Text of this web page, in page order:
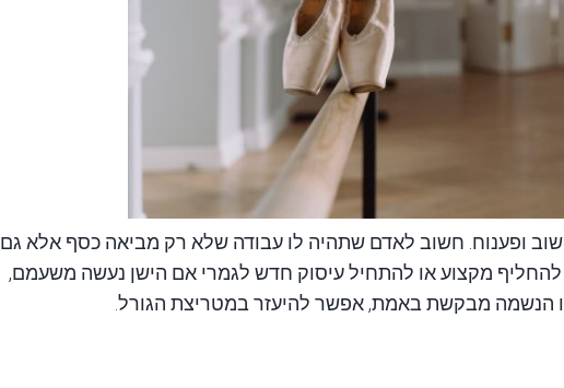
ופענוח. חשוב לאדם שתהיה לו עבודה שלא רק מביאה כסף אלא גם
להחליף מקצוע או להתחיל עיסוק חדש לגמרי אם הישן נעשה משעמם,
הנשמה מבקשת באמת, אפשר להיעזר במטריצת הגורל.